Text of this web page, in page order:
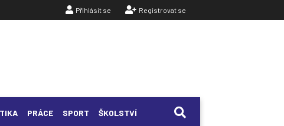
Přihlásit se Registrovat se
PRÁCE SPORT ŠKOLSTVÍ